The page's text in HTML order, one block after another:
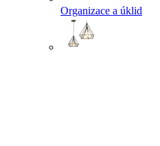
Organizace a úklid